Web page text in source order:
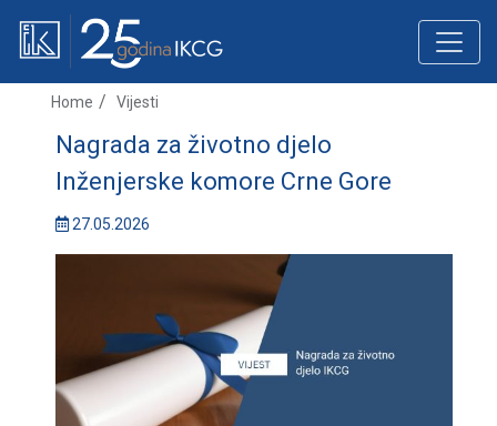
Home Vijesti
Nagrada za životno djelo
Inženjerske komore Crne Gore
27.05.2026